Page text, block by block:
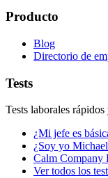
Producto
Blog
Directorio de
Tests
Tests laborales
¿Mi jefe es
¿Soy yo
Calm Company
Ver todos los